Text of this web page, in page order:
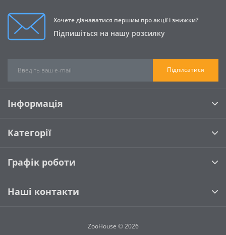
Хочете дізнаватися першим про акції і знижки?
Підпишіться на нашу розсилку
Підписатися
Інформація
Категорії
Графік роботи
Наші контакти
ZooHouse © 2026